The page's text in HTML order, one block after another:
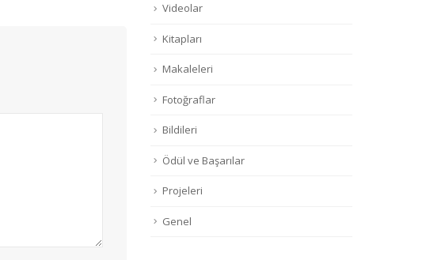
Videolar
Kitapları
Makaleleri
Fotoğraflar
Bildileri
Ödül ve Başarılar
Projeleri
Genel